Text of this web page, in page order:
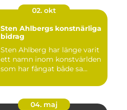
02. okt
Sten Ahlbergs konstnärliga
bidrag
Sten Ahlberg har länge varit
ett namn inom konstvärlden
som har fångat både sa...
04. maj